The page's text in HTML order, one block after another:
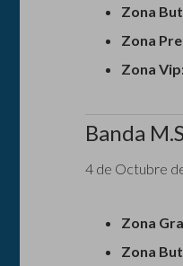
Zona
Zona
Zona
Banda
4 de Octubre
Zona
Zona